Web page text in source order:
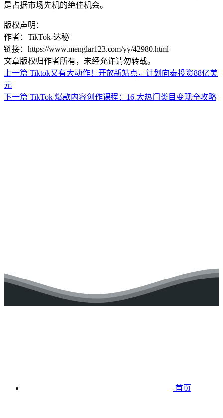
是占据市场先机的绝佳机会。
版权声明：
作者：TikTok-达秘
链接：https://www.menglar123.com/yy/42980.html
文章版权归作者所有，未经允许请勿转载。
上一篇 Tiktok又有大动作！开放新站点，计划向泰投资88亿美
元
下一篇 TikTok 爆款内容创作课程：16 大热门类目变现全攻略
首页